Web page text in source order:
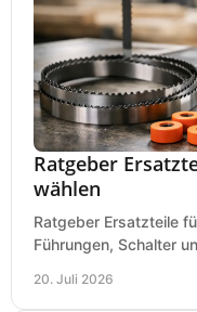
Ratgeber
wählen
Ratgeber Ersatzteile
Führungen, Schalter
20. Juli 2026